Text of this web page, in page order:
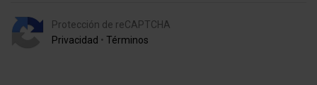
Protección de reCAPTCHA
Privacidad • Términos